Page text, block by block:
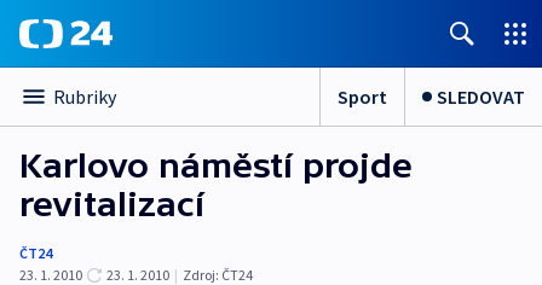
Rubriky Sport SLEDOVAT
Karlovo náměstí projde
revitalizací
ČT24
23. 1. 2010
23. 1. 2010 | Zdroj: ČT24